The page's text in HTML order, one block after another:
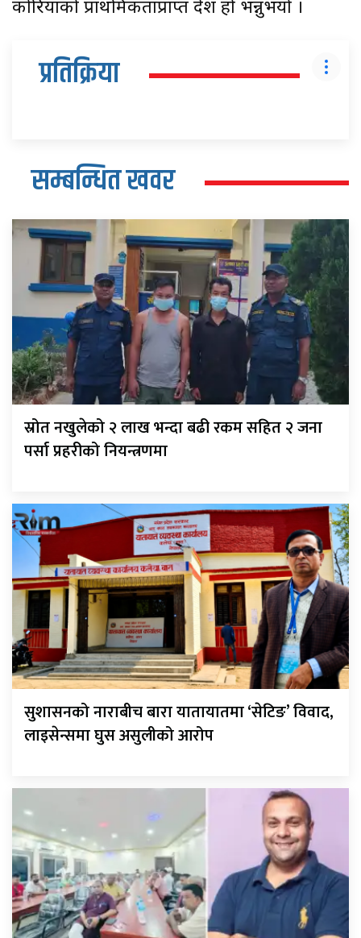
कोरियाको प्राथमिकताप्राप्त देश हो भन्नुभयो ।
प्रतिक्रिया
सम्बन्धित खवर
स्रोत नखुलेको २ लाख भन्दा बढी रकम सहित २ जना
पर्सा प्रहरीको नियन्त्रणमा
सुशासनको नाराबीच बारा यातायातमा ‘सेटिङ’ विवाद,
लाइसेन्समा घुस असुलीको आरोप